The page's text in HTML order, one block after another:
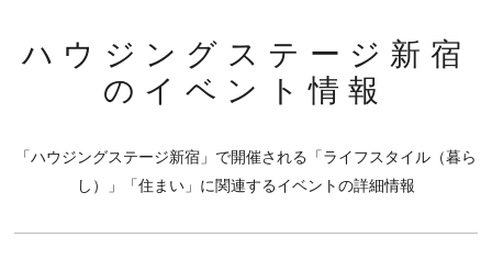
ハウジングステージ新宿
のイベント情報
「ハウジングステージ新宿」で開催される「ライフスタイル（暮ら
し）」「住まい」に関連するイベントの詳細情報